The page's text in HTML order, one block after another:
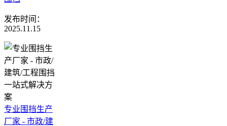
发布时间：
2025.11.15
专业围挡生产
厂家 - 市政/建